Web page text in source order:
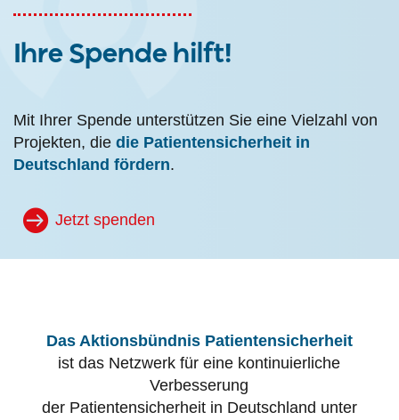
Ihre Spende hilft!
Mit Ihrer Spende unterstützen Sie eine Vielzahl von
Projekten, die die Patientensicherheit in
Deutschland fördern.
Jetzt spenden
Das Aktionsbündnis Patientensicherheit
ist das Netzwerk für eine kontinuierliche
Verbesserung
der Patientensicherheit in Deutschland unter